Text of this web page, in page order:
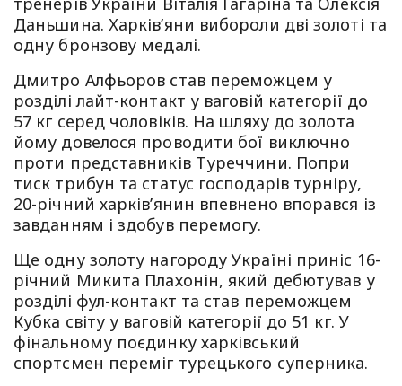
Даньшина. Харків’яни вибороли дві золоті та
одну бронзову медалі.
Дмитро Алфьоров став переможцем у
розділі лайт-контакт у ваговій категорії до
57 кг серед чоловіків. На шляху до золота
йому довелося проводити бої виключно
проти представників Туреччини. Попри
тиск трибун та статус господарів турніру,
20-річний харків’янин впевнено впорався із
завданням і здобув перемогу.
Ще одну золоту нагороду Україні приніс 16-
річний Микита Плахонін, який дебютував у
розділі фул-контакт та став переможцем
Кубка світу у ваговій категорії до 51 кг. У
фінальному поєдинку харківський
спортсмен переміг турецького суперника.